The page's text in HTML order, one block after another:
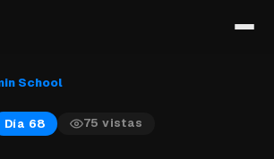
School
Día 68 75 vistas